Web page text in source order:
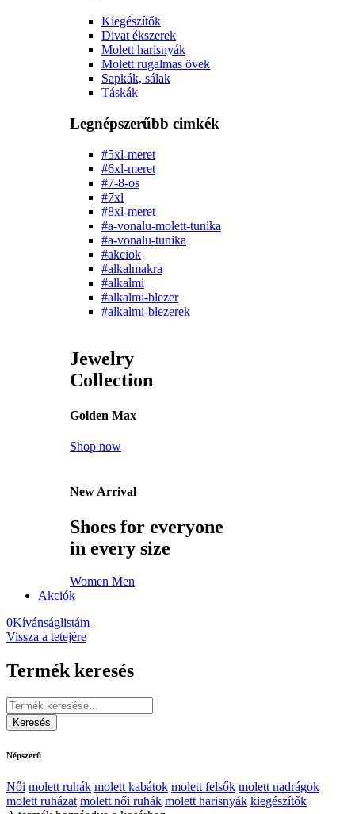
Kiegészítők
Divat ékszerek
Molett harisnyák
Molett rugalmas övek
Sapkák, sálak
Táskák
Legnépszerűbb cimkék
#5xl-meret
#6xl-meret
#7-8-os
#7xl
#8xl-meret
#a-vonalu-molett-tunika
#a-vonalu-tunika
#akciok
#alkalmakra
#alkalmi
#alkalmi-blezer
#alkalmi-blezerek
Jewelry
Collection
Golden Max
Shop now
New Arrival
Shoes for everyone
in every size
Women Men
Akciók
0Kívánságlistám
Vissza a tetejére
Termék keresés
Népszerű
Női molett ruhák molett kabátok molett felsők molett nadrágok
molett ruházat molett női ruhák molett harisnyák kiegészítők